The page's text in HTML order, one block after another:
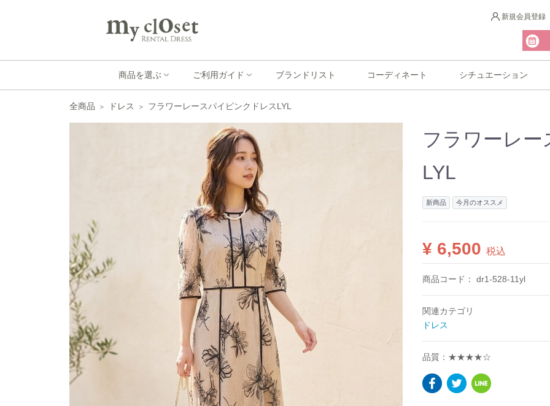
新規会員登録
商品を選ぶ ご利用ガイド ブランドリスト コーディネート シチュエーション
全商品 ドレス フラワーレースパイピンクドレスLYL
フラワーレ
LYL
新商品 今月のオススメ
¥ 6,500 税込
商品コード： dr1-528-11yl
関連カテゴリ
ドレス
品質：★★★★☆